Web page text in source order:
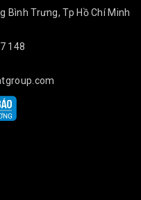
Bình Trưng, Tp Hồ Chí Minh
148